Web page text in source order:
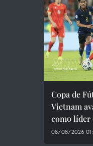
Copa de
Vietnam
como líder
08/08/2026